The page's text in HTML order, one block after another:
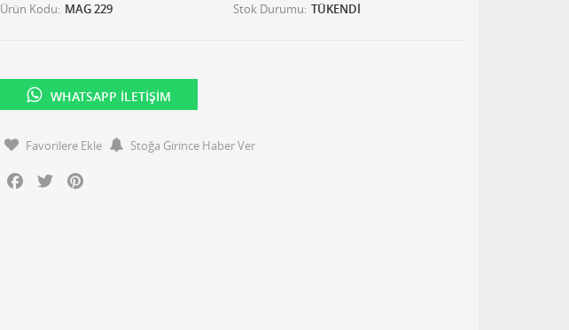
Ürün Kodu MAG 229 Stok Durumu TÜKENDİ
WHATSAPP İLETIŞIM
Favorilere Ekle
Stoğa Girince Haber Ver
Facebook
Twitter